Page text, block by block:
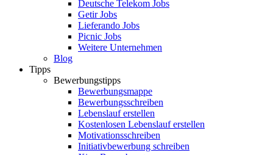
Deutsche Telekom Jobs
Getir Jobs
Lieferando Jobs
Picnic Jobs
Weitere Unternehmen
Blog
Tipps
Bewerbungstipps
Bewerbungsmappe
Bewerbungsschreiben
Lebenslauf erstellen
Kostenlosen Lebenslauf erstellen
Motivationsschreiben
Initiativbewerbung schreiben